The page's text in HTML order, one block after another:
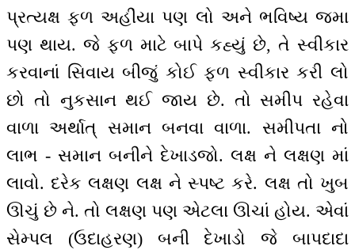
પ્રત્યક્ષ ફળ અહીંયા પણ લો અને ભવિષ્ય જમા
પણ થાય. જે ફળ માટે બાપે કહ્યું છે, તે સ્વીકાર
કરવાનાં સિવાય બીજું કોઈ ફળ સ્વીકાર કરી લો
છો તો નુકસાન થઈ જાય છે. તો સમીપ રહેવા
વાળા અર્થાત્ સમાન બનવા વાળા. સમીપતા નો
લાભ - સમાન બનીને દેખાડજો. લક્ષ ને લક્ષણ માં
લાવો. દરેક લક્ષણ લક્ષ ને સ્પષ્ટ કરે. લક્ષ તો ખુબ
ઊચું છે ને. તો લક્ષણ પણ એટલા ઊચાં હોય. એવાં
સેમ્પલ (ઉદાહરણ) બની દેખાડો જે બાપદાદા